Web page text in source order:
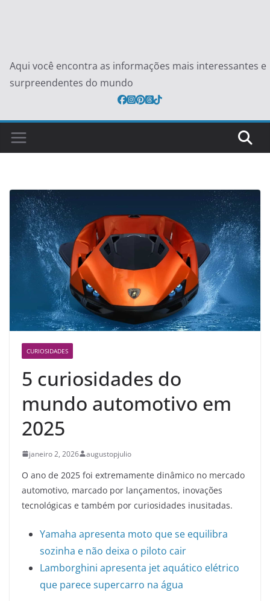
Aqui você encontra as informações mais interessantes e
surpreendentes do mundo
CURIOSIDADES
5 curiosidades do
mundo automotivo em
2025
janeiro 2, 2026 augustopjulio
O ano de 2025 foi extremamente dinâmico no mercado
automotivo, marcado por lançamentos, inovações
tecnológicas e também por curiosidades inusitadas.
Yamaha apresenta moto que se equilibra
sozinha e não deixa o piloto cair
Lamborghini apresenta jet aquático elétrico
que parece supercarro na água